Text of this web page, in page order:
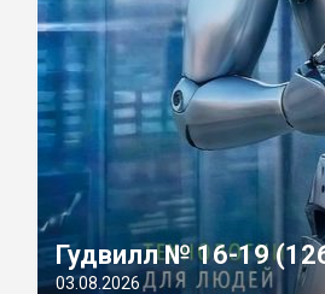
Гудвилл № 16-19
03.08.2026